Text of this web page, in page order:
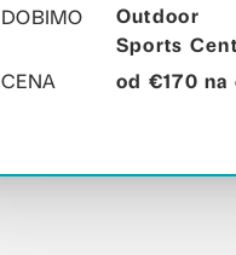
DOBIMO
Outdoor
Sports
CENA
od €170 na